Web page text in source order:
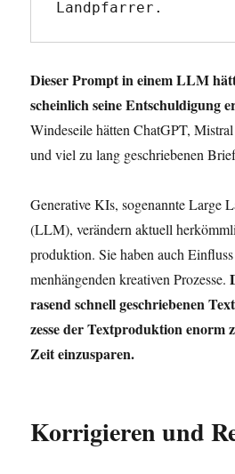
Landpfarrer.
Die­ser Prompt in einem LLM
schein­lich sei­ne Ent­schul­di­gung
Win­des­ei­le hät­ten ChatGPT,
und viel zu lang geschrie­be­nen
Gene­ra­ti­ve KIs, soge­nann­te Lar­ge
(LLM), ver­än­dern aktu­ell
pro­duk­ti­on. Sie haben auch
men­hän­gen­den krea­ti­ven Pro­zes­se.
rasend schnell geschrie­be­nen
zes­se der Text­pro­duk­ti­on enorm
Zeit einzusparen.
Korrigieren und